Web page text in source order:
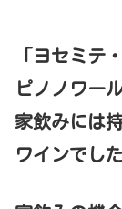
「ヨセミテ
ピノノワー
家飲みには
ワインでし